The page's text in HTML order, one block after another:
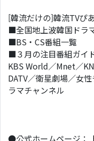
[韓流だけの]韓流TVぴ
■全国地上波韓国ドラ
■BS・CS番組一覧
■３月の注目番組ガイ
KBS World／Mnet／
DATV／衛星劇場／女
ラマチャンネル
●公式ホームページ：